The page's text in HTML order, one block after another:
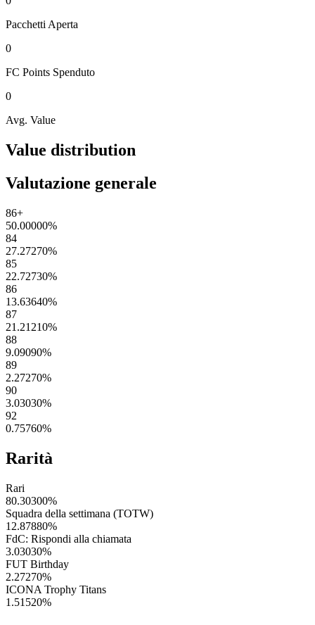
Pacchetti Aperta
0
FC Points Spenduto
0
Avg. Value
Value distribution
Valutazione generale
86+
50.00000%
84
27.27270%
85
22.72730%
86
13.63640%
87
21.21210%
88
9.09090%
89
2.27270%
90
3.03030%
92
0.75760%
Rarità
Rari
80.30300%
Squadra della settimana (TOTW)
12.87880%
FdC: Rispondi alla chiamata
3.03030%
FUT Birthday
2.27270%
ICONA Trophy Titans
1.51520%